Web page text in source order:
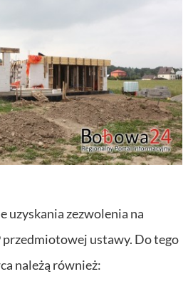
uzyskania zezwolenia na
ustawy. Do tego
należą również: